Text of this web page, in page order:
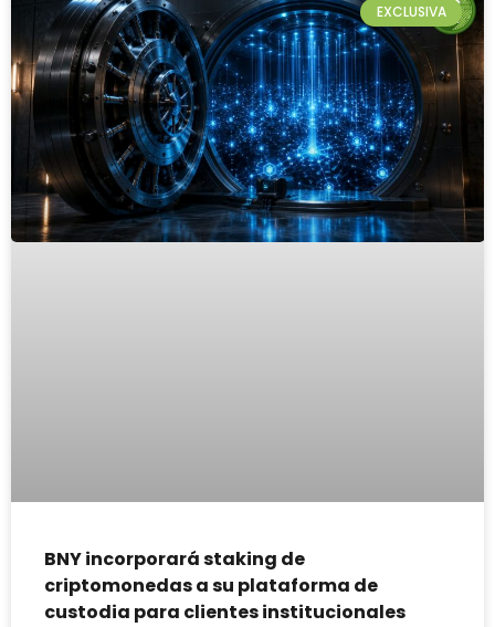
EXCLUSIVA
BNY incorporará staking de
criptomonedas a su plataforma de
custodia para clientes institucionales